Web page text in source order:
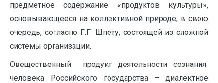
предметное содержание «продуктов культуры»,
основывающееся на коллективной природе, в свою
очередь, согласно Г.Г. Шпету, состоящей из сложной
системы организации.
Овещественный продукт деятельности сознания
человека Российского государства – диалектное